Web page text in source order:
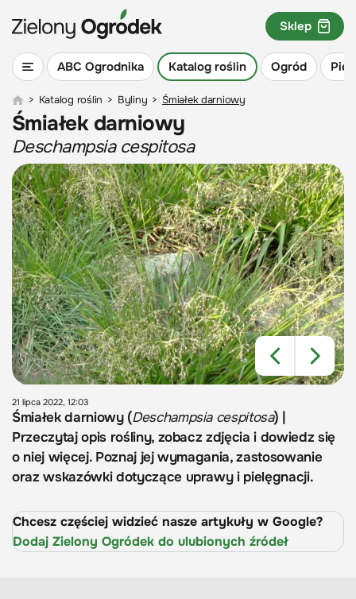
ABC Ogrodnika Katalog roślin Ogród
Sklep
> Katalog roślin > Byliny > Śmiałek darniowy
Śmiałek darniowy
Deschampsia cespitosa
21 lipca 2022, 12:03
Śmiałek darniowy (Deschampsia cespitosa) |
Przeczytaj opis rośliny, zobacz zdjęcia i dowiedz się
o niej więcej. Poznaj jej wymagania, zastosowanie
oraz wskazówki dotyczące uprawy i pielęgnacji.
Chcesz częściej widzieć nasze artykuły w Google?
Dodaj Zielony Ogródek do ulubionych źródeł